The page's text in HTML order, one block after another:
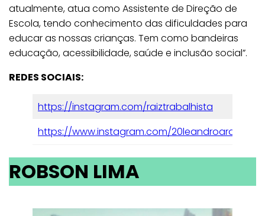
atualmente, atua como Assistente de Direção de
Escola, tendo conhecimento das dificuldades para
educar as nossas crianças. Tem como bandeiras
educação, acessibilidade, saúde e inclusão social”.
REDES SOCIAIS:
https://instagram.com/raiztrabalhista
https://www.instagram.com/20leandroaraujo
ROBSON LIMA